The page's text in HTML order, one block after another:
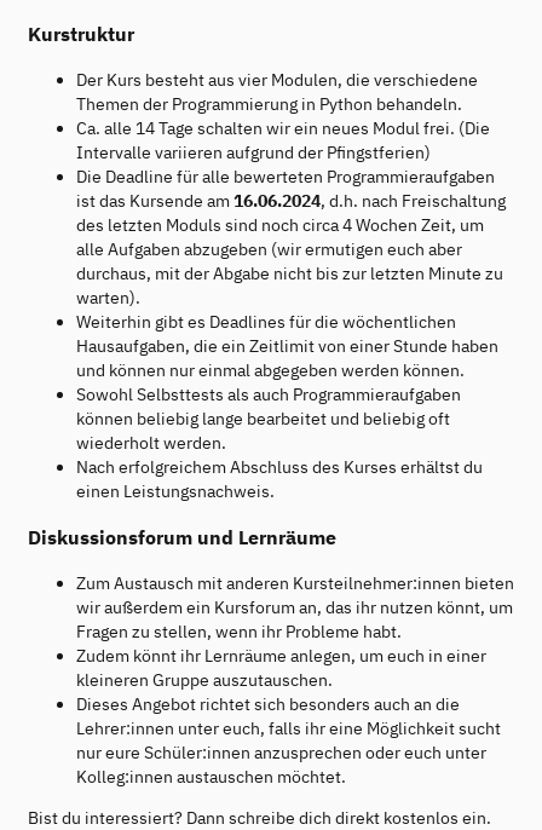
Kurstruktur
Der Kurs besteht aus vier Modulen, die verschiedene
Themen der Programmierung in Python behandeln.
Ca. alle 14 Tage schalten wir ein neues Modul frei. (Die
Intervalle variieren aufgrund der Pfingstferien)
Die Deadline für alle bewerteten Programmieraufgaben
ist das Kursende am16.06.2024, d.h. nach Freischaltung
des letzten Moduls sind noch circa 4 Wochen Zeit, um
alle Aufgaben abzugeben (wir ermutigen euch aber
durchaus, mit der Abgabe nicht bis zur letzten Minute zu
warten).
Weiterhin gibt es Deadlines für die wöchentlichen
Hausaufgaben, die ein Zeitlimit von einer Stunde haben
und können nur einmal abgegeben werden können.
Sowohl Selbsttests als auch Programmieraufgaben
können beliebig lange bearbeitet und beliebig oft
wiederholt werden.
Nach erfolgreichem Abschluss des Kurses erhältst du
einen Leistungsnachweis.
Diskussionsforum und Lernräume
Zum Austausch mit anderen Kursteilnehmer:innen bieten
wir außerdem ein Kursforum an, das ihr nutzen könnt, um
Fragen zu stellen, wenn ihr Probleme habt.
Zudem könnt ihr Lernräume anlegen, um euch in einer
kleineren Gruppe auszutauschen.
Dieses Angebot richtet sich besonders auch an die
Lehrer:innen unter euch, falls ihr eine Möglichkeit sucht
nur eure Schüler:innen anzusprechen oder euch unter
Kolleg:innen austauschen möchtet.
Bist du interessiert? Dann schreibe dich direkt kostenlos ein.